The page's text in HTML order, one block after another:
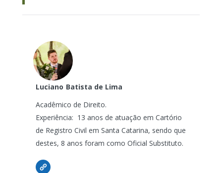
Luciano Batista de Lima
Acadêmico de Direito.
Experiência: 13 anos de atuação em Cartório
de Registro Civil em Santa Catarina, sendo que
destes, 8 anos foram como Oficial Substituto.